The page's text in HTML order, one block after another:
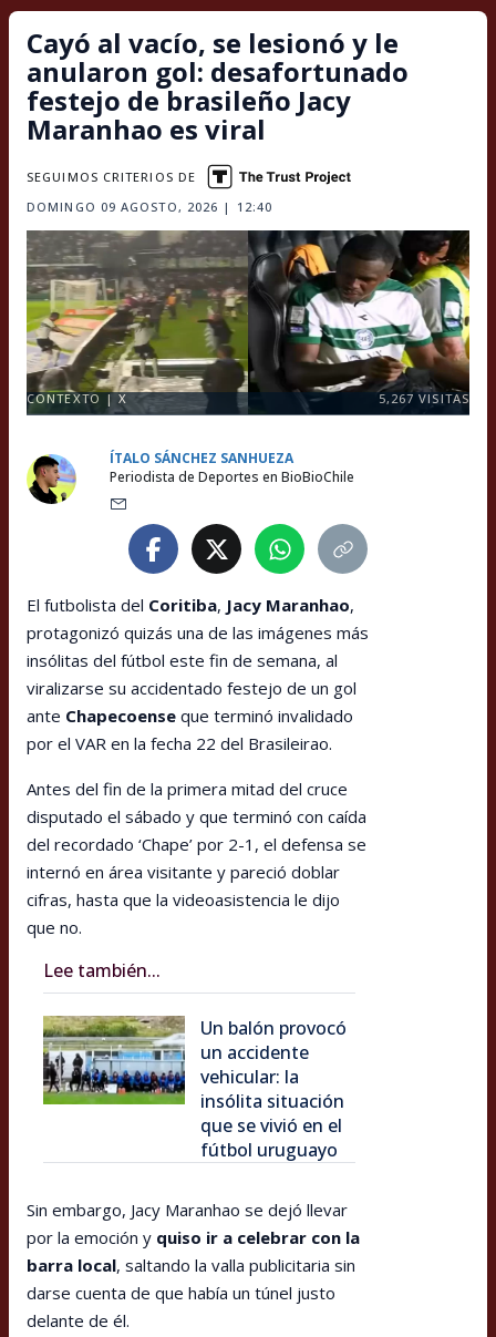
Cayó al vacío, se lesionó y le
anularon gol: desafortunado
festejo de brasileño Jacy
Maranhao es viral
DOMINGO 09 AGOSTO, 2026 | 12:40
SEGUIMOS CRITERIOS DE
CONTEXTO | X 5,267 VISITAS
ÍTALO SÁNCHEZ SANHUEZA
Periodista de Deportes en BioBioChile
El futbolista del Coritiba, Jacy Maranhao,
protagonizó quizás una de las imágenes más
insólitas del fútbol este fin de semana, al
viralizarse su accidentado festejo de un gol
ante Chapecoense que terminó invalidado
por el VAR en la fecha 22 del Brasileirao.
Antes del fin de la primera mitad del cruce
disputado el sábado y que terminó con caída
del recordado ‘Chape’ por 2-1, el defensa se
internó en área visitante y pareció doblar
cifras, hasta que la videoasistencia le dijo
que no.
Lee también...
Un balón provocó
un accidente
vehicular: la
insólita situación
que se vivió en el
fútbol uruguayo
Sin embargo, Jacy Maranhao se dejó llevar
por la emoción y quiso ir a celebrar con la
barra local, saltando la valla publicitaria sin
darse cuenta de que había un túnel justo
delante de él.